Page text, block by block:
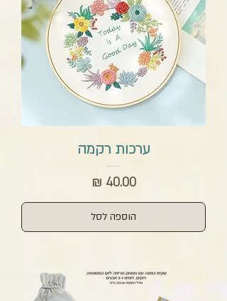
ערכות רקמה
מחיר‏40.00 ‏₪
הוספה לסל